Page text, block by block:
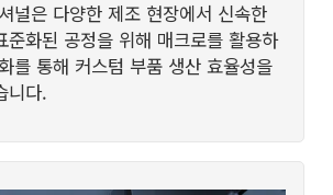
널은 다양한 제조 현장에서 신속한
준화된 공정을 위해 매크로를 활용하
를 통해 커스텀 부품 생산 효율성을
니다.